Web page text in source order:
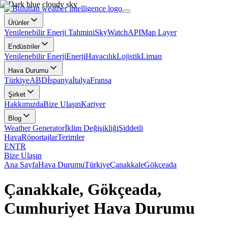
Ürünler
Yenilenebilir Enerji TahminiSkyWatchAPIMap Layer
Endüstriler
Yenilenebilir EnerjiEnerjiHavacılıkLojistikLiman
Hava Durumu
TürkiyeABDİspanyaİtalyaFransa
Şirket
HakkımızdaBize UlaşınKariyer
Blog
Weather Generatorİklim DeğişikliğiŞiddetli
HavaRöportajlarTerimler
ENTR
Bize Ulaşın
Ana SayfaHava DurumuTürkiyeÇanakkaleGökçeada
Çanakkale, Gökçeada,
Cumhuriyet Hava Durumu